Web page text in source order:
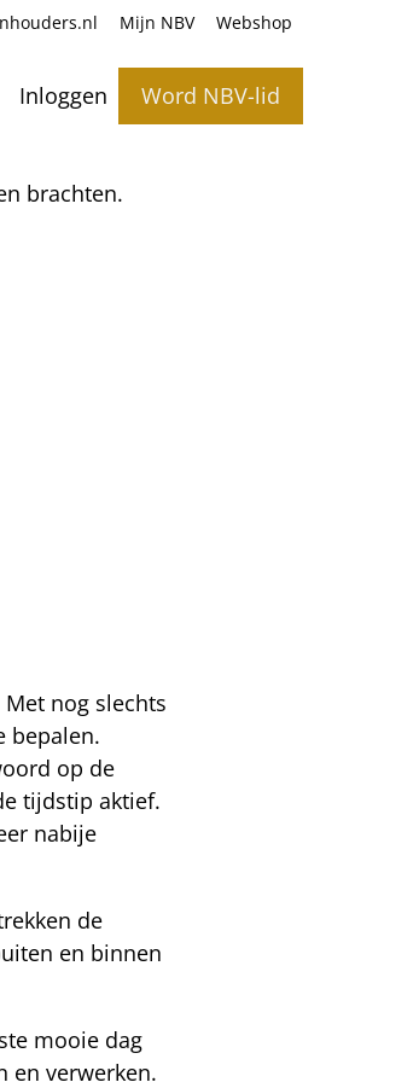
Inloggen Word NBV-lid
Mijn NBV Webshop
brachten.
nog slechts
bepalen.
op de
tijdstip aktief.
nabije
de
en binnen
mooie dag
en verwerken.